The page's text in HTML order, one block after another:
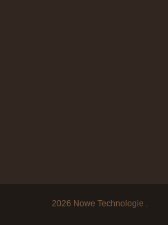
2026 Nowe Technologie .